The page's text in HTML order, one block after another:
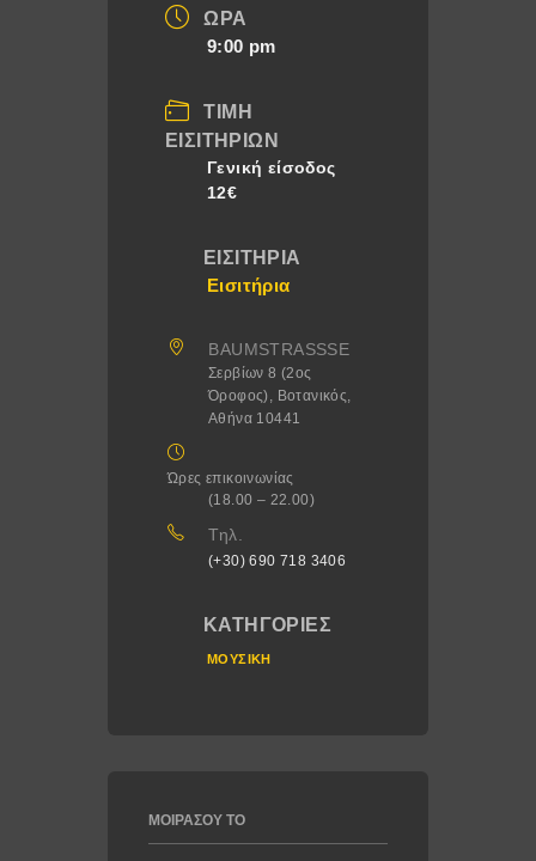
ΏΡΑ
9:00 pm
ΤΙΜΉ
ΕΙΣΙΤΗΡΊΩΝ
Γενική είσοδος
12€
ΕΙΣΙΤΉΡΙΑ
Εισιτήρια
BAUMSTRASSSE
Σερβίων 8 (2ος
Όροφος), Βοτανικός,
Αθήνα 10441
Ώρες επικοινωνίας
(18.00 – 22.00)
Τηλ.
(+30) 690 718 3406
ΚΑΤΗΓΟΡΊΕΣ
ΜΟΥΣΙΚΉ
ΜΟΙΡΆΣΟΥ ΤΟ